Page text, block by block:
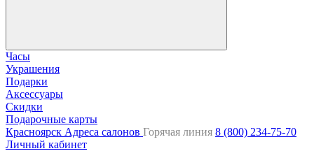
Часы
Украшения
Подарки
Аксессуары
Скидки
Подарочные карты
Красноярск Адреса салонов Горячая линия 8 (800) 234-75-70
Личный кабинет